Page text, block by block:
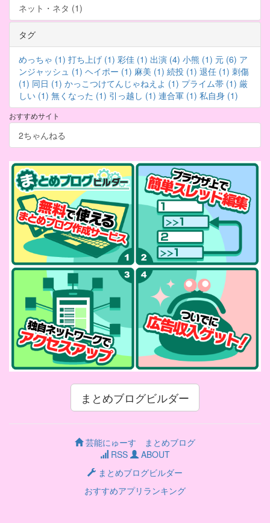
ネット・ネタ (1)
タグ
めっちゃ (1) 打ち上げ (1) 彩佳 (1) 出演 (4) 小熊 (1) 元 (6) ア
ンジャッシュ (1) ヘイポー (1) 麻美 (1) 続投 (1) 退任 (1) 刺傷
(1) 同日 (1) かっこつけてんじゃねえよ (1) プライム帯 (1) 厳
しい (1) 無くなった (1) 引っ越し (1) 連合軍 (1) 私自身 (1)
おすすめサイト
2ちゃんねる
まとめブログビルダー
芸能にゅーす まとめブログ
RSS
ABOUT
まとめブログビルダー
おすすめアプリランキング